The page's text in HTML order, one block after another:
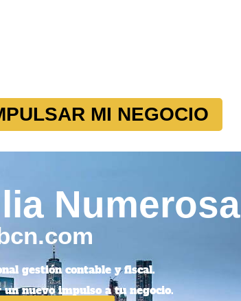
MI NEGOCIO
Numerosa
gestión contable y fiscal.
nuevo impulso a tu negocio.